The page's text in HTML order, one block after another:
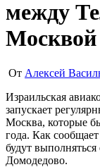
между
Москвой
От Алексей
Израильская авиакомпания El Al с 1 мая 2025 года вновь
запускает
Москва, которые
года. Как
будут
Домодедово.